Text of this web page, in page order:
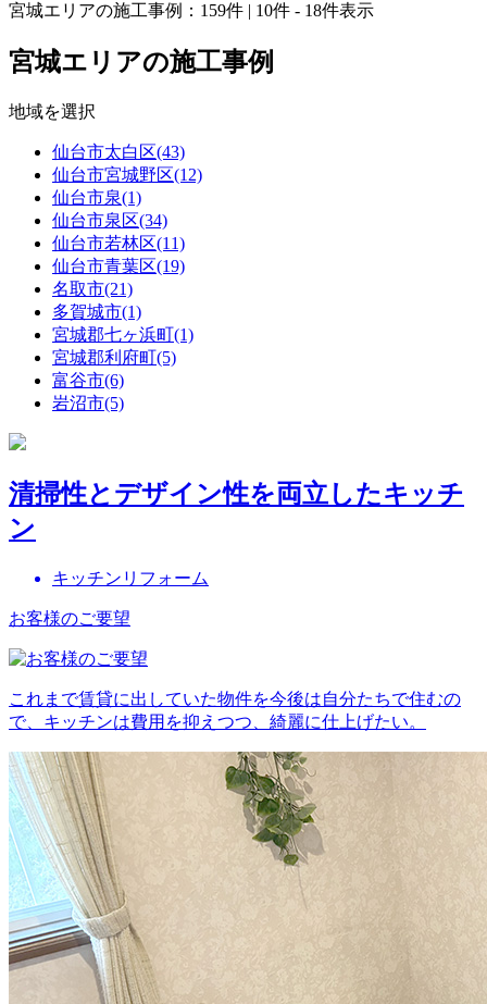
宮城エリアの施工事例： 159件 | 10件 - 18件表示
宮城エリアの施工事例
地域を選択
仙台市太白区(43)
仙台市宮城野区(12)
仙台市泉(1)
仙台市泉区(34)
仙台市若林区(11)
仙台市青葉区(19)
名取市(21)
多賀城市(1)
宮城郡七ヶ浜町(1)
宮城郡利府町(5)
富谷市(6)
岩沼市(5)
清掃性とデザイン性を両立したキッチ
ン
キッチンリフォーム
お客様のご要望
これまで賃貸に出していた物件を今後は自分たちで住むの
で、キッチンは費用を抑えつつ、綺麗に仕上げたい。